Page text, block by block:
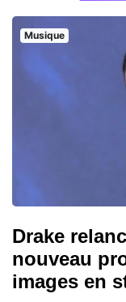
Musique
Drake
nouveau
images en